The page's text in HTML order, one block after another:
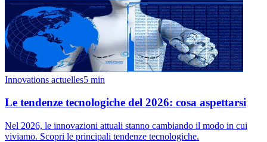
Innovations actuelles5 min
Le tendenze tecnologiche del 2026: cosa aspettarsi
Nel 2026, le innovazioni attuali stanno cambiando il modo in cui
viviamo. Scopri le principali tendenze tecnologiche.